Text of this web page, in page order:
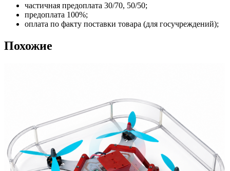
частичная предоплата 30/70, 50/50;
предоплата 100%;
оплата по факту поставки товара (для госучреждений);
Похожие